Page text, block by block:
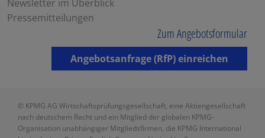
Newsletter im Überblick
Pressemitteilungen
Zum Angebotsformular
Angebotsanfrage (RfP) einreichen
© KPMG AG Wirtschaftsprüfungsgesellschaft, eine Aktiengesellschaft
nach deutschem Recht und ein Mitglied der globalen KPMG-
Organisation unabhängiger Mitgliedsfirmen, die KPMG International